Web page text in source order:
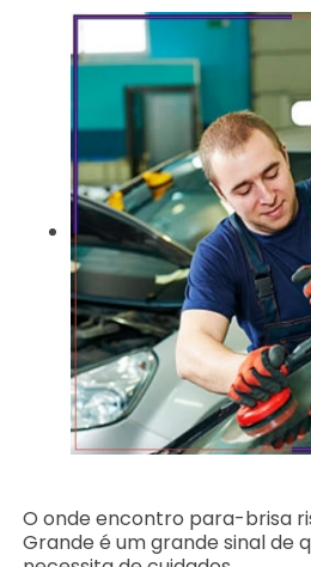
O onde encontro para-brisa
Grande é um grande sinal de